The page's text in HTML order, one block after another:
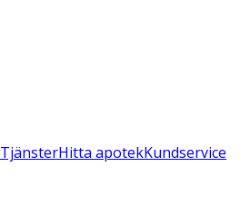
TjänsterHitta apotekKundservice